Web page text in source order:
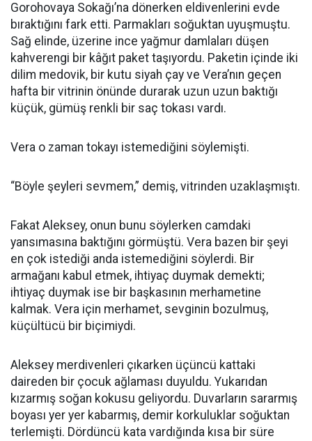
Gorohovaya Sokağı’na dönerken eldivenlerini evde
bıraktığını fark etti. Parmakları soğuktan uyuşmuştu.
Sağ elinde, üzerine ince yağmur damlaları düşen
kahverengi bir kâğıt paket taşıyordu. Paketin içinde iki
dilim medovik, bir kutu siyah çay ve Vera’nın geçen
hafta bir vitrinin önünde durarak uzun uzun baktığı
küçük, gümüş renkli bir saç tokası vardı.
Vera o zaman tokayı istemediğini söylemişti.
“Böyle şeyleri sevmem,” demiş, vitrinden uzaklaşmıştı.
Fakat Aleksey, onun bunu söylerken camdaki
yansımasına baktığını görmüştü. Vera bazen bir şeyi
en çok istediği anda istemediğini söylerdi. Bir
armağanı kabul etmek, ihtiyaç duymak demekti;
ihtiyaç duymak ise bir başkasının merhametine
kalmak. Vera için merhamet, sevginin bozulmuş,
küçültücü bir biçimiydi.
Aleksey merdivenleri çıkarken üçüncü kattaki
daireden bir çocuk ağlaması duyuldu. Yukarıdan
kızarmış soğan kokusu geliyordu. Duvarların sararmış
boyası yer yer kabarmış, demir korkuluklar soğuktan
terlemişti. Dördüncü kata vardığında kısa bir süre